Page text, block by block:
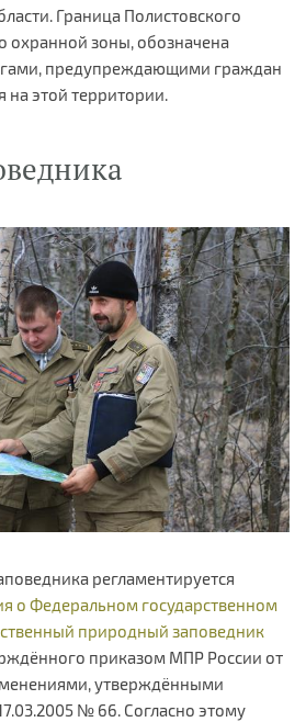
Граница Полистовского
охранной зоны, обозначена
предупреждающими граждан
на этой территории.
регламентируется
о Федеральном государственном
природный заповедник
приказом МПР России от
утверждёнными
№ 66. Согласно этому